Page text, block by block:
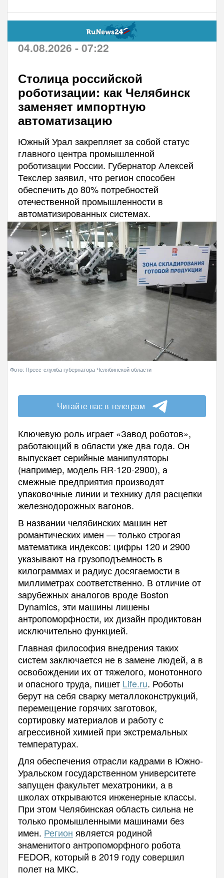
04.08.2026 - 07:22
Столица российской
роботизации: как Челябинск
заменяет импортную
автоматизацию
Южный Урал закрепляет за собой статус
главного центра промышленной
роботизации России. Губернатор Алексей
Текслер заявил, что регион способен
обеспечить до 80% потребностей
отечественной промышленности в
автоматизированных системах.
Фото: Пресс-служба губернатора Челябинской области
Читайте нас в телеграм
Ключевую роль играет «Завод роботов»,
работающий в области уже два года. Он
выпускает серийные манипуляторы
(например, модель RR-120-2900), а
смежные предприятия производят
упаковочные линии и технику для расцепки
железнодорожных вагонов.
В названии челябинских машин нет
романтических имен — только строгая
математика индексов: цифры 120 и 2900
указывают на грузоподъемность в
килограммах и радиус досягаемости в
миллиметрах соответственно. В отличие от
зарубежных аналогов вроде Boston
Dynamics, эти машины лишены
антропоморфности, их дизайн продиктован
исключительно функцией.
Главная философия внедрения таких
систем заключается не в замене людей, а в
освобождении их от тяжелого, монотонного
и опасного труда, пишет Life.ru. Роботы
берут на себя сварку металлоконструкций,
перемещение горячих заготовок,
сортировку материалов и работу с
агрессивной химией при экстремальных
температурах.
Для обеспечения отрасли кадрами в Южно-
Уральском государственном университете
запущен факультет мехатроники, а в
школах открываются инженерные классы.
При этом Челябинская область сильна не
только промышленными машинами без
имен. Регион является родиной
знаменитого антропоморфного робота
FEDOR, который в 2019 году совершил
полет на МКС.